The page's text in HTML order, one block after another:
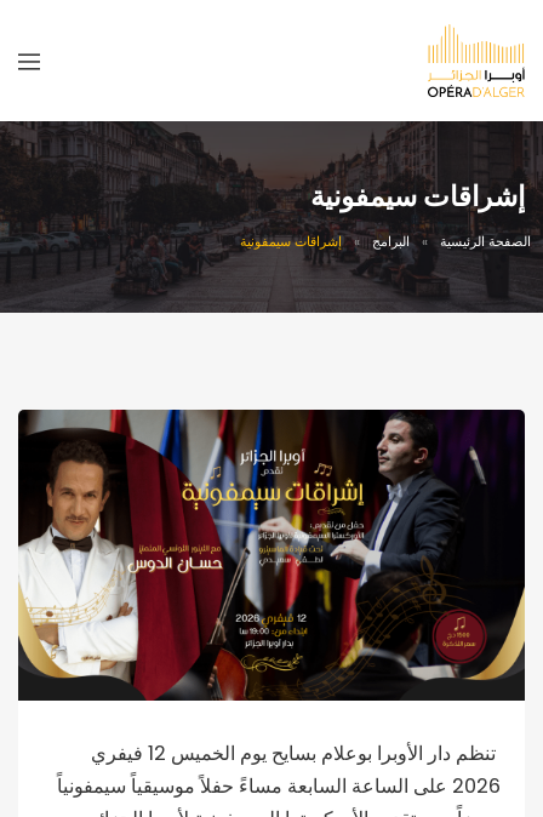
إشراقات سيمفونية
الصفحة الرئيسية البرامج إشراقات سيمفونية
تنظم دار الأوبرا بوعلام بسايح يوم الخميس 12 فيفري
2026 على الساعة السابعة مساءً حفلاً موسيقياً سيمفونياً